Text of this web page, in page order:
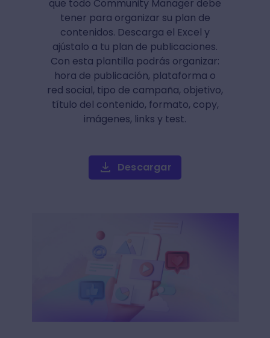
que todo Community Manager debe
tener para organizar su plan de
contenidos. Descarga el Excel y
ajústalo a tu plan de publicaciones.
Con esta plantilla podrás organizar:
hora de publicación, plataforma o
red social, tipo de campaña, objetivo,
título del contenido, formato, copy,
imágenes, links y test.
Descargar